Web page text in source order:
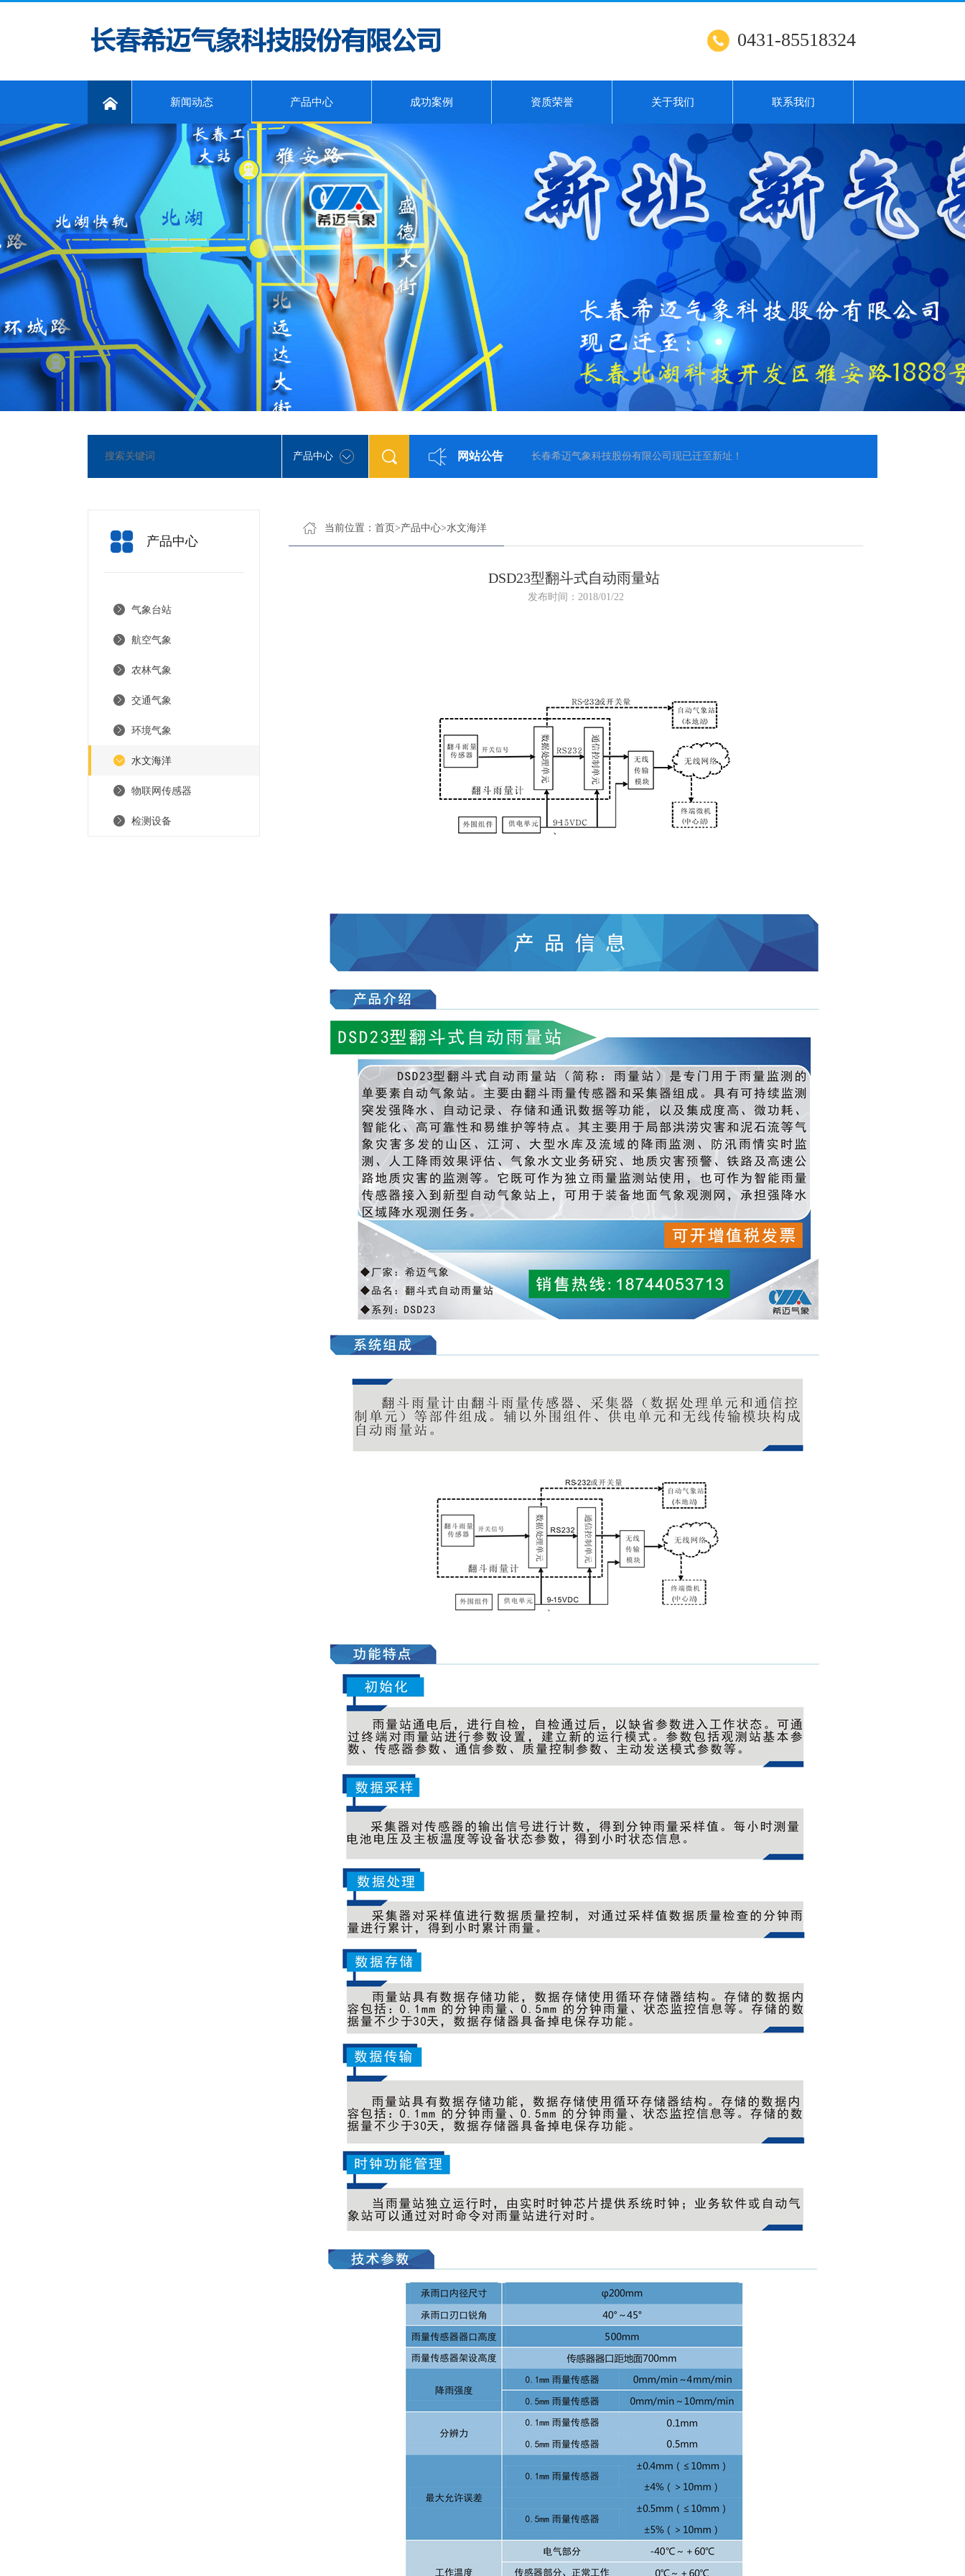
0431-85518324
新闻动态 产品中心 成功案例 资质荣誉 关于我们 联系我们
产品中心 网站公告
长春希迈气象科技股份有限公司现已迁至新址！
产品中心
气象台站
航空气象
农林气象
交通气象
环境气象
水文海洋
物联网传感器
检测设备
当前位置： 首页>产品中心>水文海洋
DSD23型翻斗式自动雨量站
发布时间：2018/01/22